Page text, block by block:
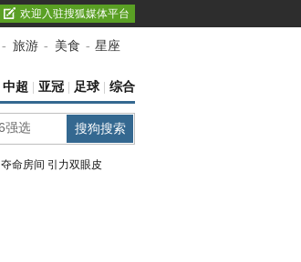
欢迎入驻搜狐媒体平台
- 旅游 - 美食 - 星座
中超 亚冠 足球 综合
夺命房间 引力双眼皮